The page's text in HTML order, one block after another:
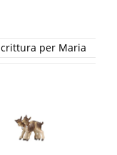
per Maria